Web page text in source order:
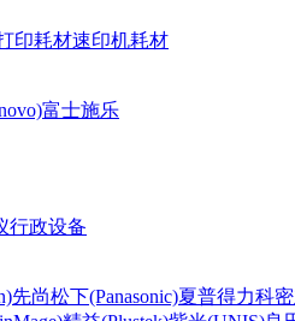
印耗材速印机耗材
富士施乐
行政设备
先尚松下(Panasonic)夏普得力科密